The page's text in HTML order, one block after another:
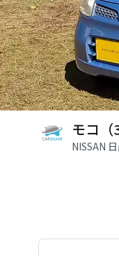
モコ（
NISSAN